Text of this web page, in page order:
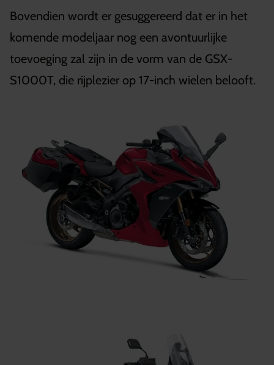
Bovendien wordt er gesuggereerd dat er in het
komende modeljaar nog een avontuurlijke
toevoeging zal zijn in de vorm van de GSX-
S1000T, die rijplezier op 17-inch wielen belooft.